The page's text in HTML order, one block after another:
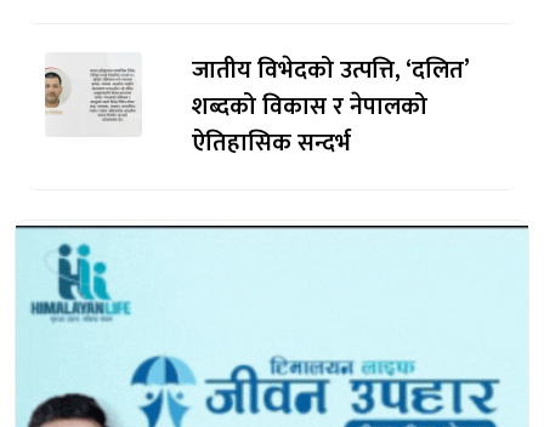
जातीय विभेदको उत्पत्ति, ‘दलित’
शब्दको विकास र नेपालको
ऐतिहासिक सन्दर्भ